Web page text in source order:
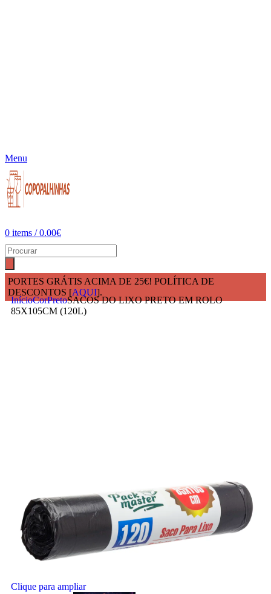
Menu
0 items / 0.00€
PORTES GRÁTIS ACIMA DE 25€! POLÍTICA DE
DESCONTOS [AQUI].
InícioCorPretoSACOS DO LIXO PRETO EM ROLO
85X105CM (120L)
Clique para ampliar